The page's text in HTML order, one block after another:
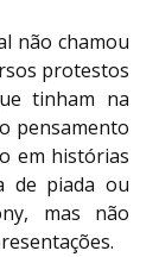
não chamou
protestos
tinham na
pensamento
em histórias
de piada ou
mas não